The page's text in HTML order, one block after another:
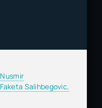
Nusmir
Faketa Salihbegovic,